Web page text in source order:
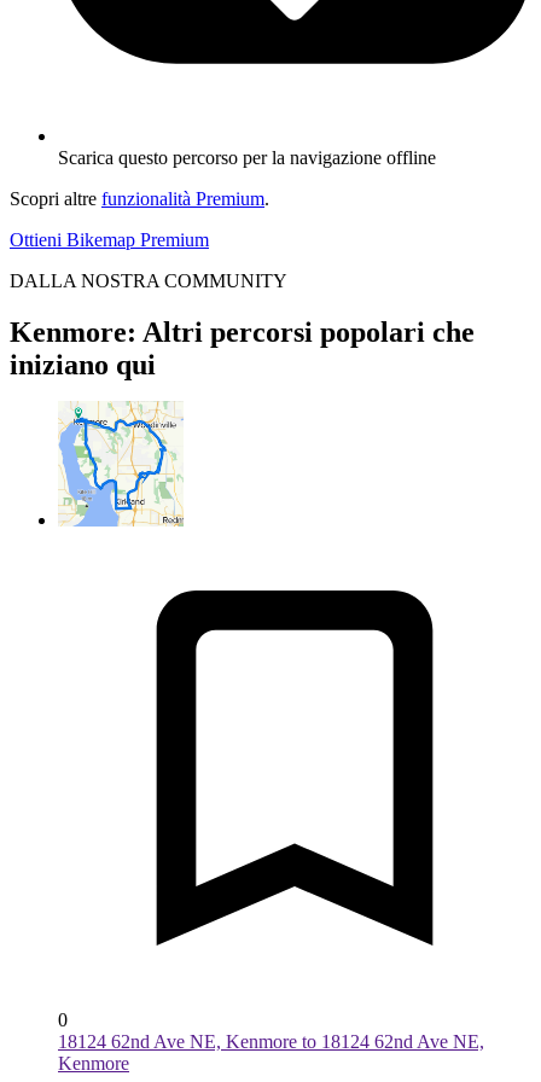
Scarica questo percorso per la navigazione offline
Scopri altre funzionalità Premium.
Ottieni Bikemap Premium
DALLA NOSTRA COMMUNITY
Kenmore: Altri percorsi popolari che
iniziano qui
0
18124 62nd Ave NE, Kenmore to 18124 62nd Ave NE,
Kenmore